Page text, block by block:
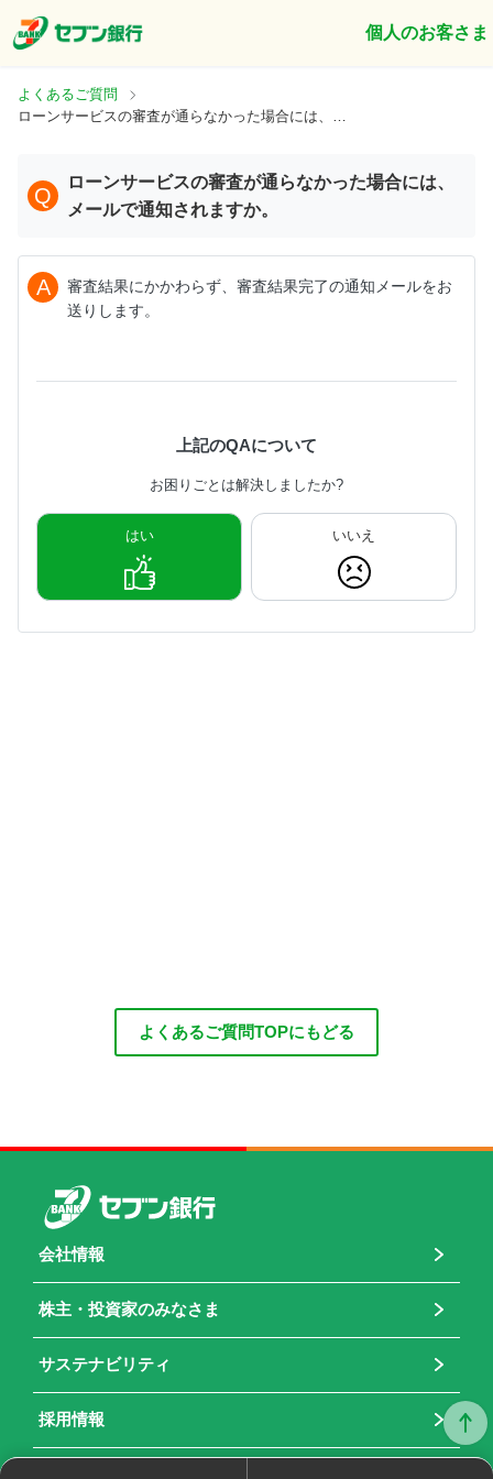
個人のお客さま
よくあるご質問
ローンサービスの審査が通らなかった場合には、メールで通知されますか。
Q
ローンサービスの審査が通らなかった場合には、
メールで通知されますか。
A
審査結果にかかわらず、審査結果完了の通知メールをお
上記のQAについて
お困りごとは解決しましたか?
はい いいえ
よくあるご質問TOPにもどる
会社情報
株主・投資家のみなさま
サステナビリティ
採用情報